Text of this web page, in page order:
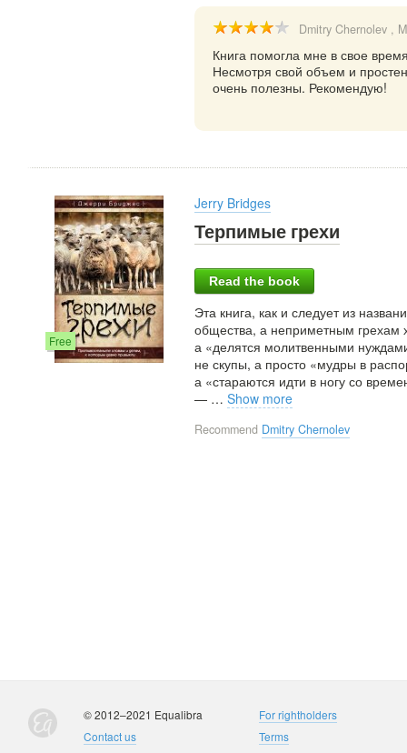
Dmitry Chernolev ,
Книга помогла мне в свое
Несмотря свой объем и
очень полезны. Рекомендую!
Free
Jerry Bridges
Терпимые грехи
Read the book
Эта книга, как и следует из
общества, а неприметным грехам
а «делятся молитвенными
не скупы, а просто «мудры в
а «стараются идти в ногу со
— … Show more
Recommend Dmitry Chernolev
© 2012–2021 Equalibra
Contact us
For rightholders
Terms